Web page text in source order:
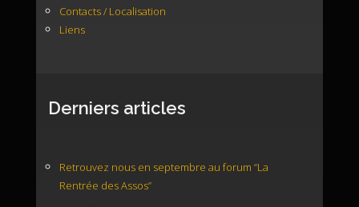
Contacts / Localisation
Liens
Derniers articles
Retrouvez nous en septembre au forum “La
Rentrée des Assos”